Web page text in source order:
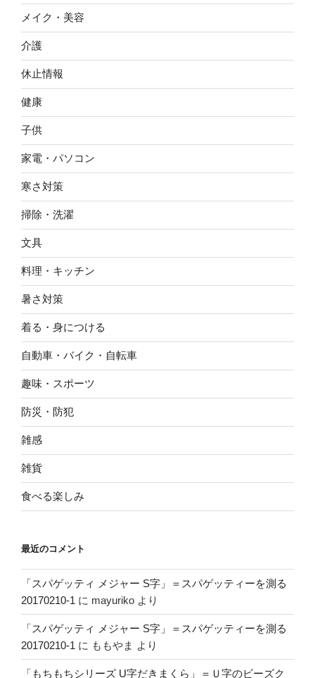
メイク・美容
介護
休止情報
健康
子供
家電・パソコン
寒さ対策
掃除・洗濯
文具
料理・キッチン
暑さ対策
着る・身につける
自動車・バイク・自転車
趣味・スポーツ
防災・防犯
雑感
雑貨
食べる楽しみ
最近のコメント
「スパゲッティ メジャー S字」＝スパゲッティーを測る
20170210-1 に mayuriko より
「スパゲッティ メジャー S字」＝スパゲッティーを測る
20170210-1 に ももやま より
「もちもちシリーズ U字だきまくら」＝Ｕ字のビーズク